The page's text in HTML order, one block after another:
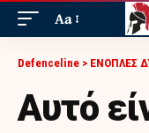
Aa
Defenceline > ΕΝΟΠΛΕΣ
Αυτό